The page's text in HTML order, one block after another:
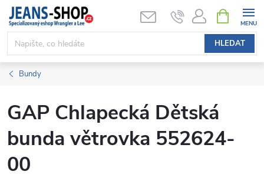
Přejít
obsah
HLEDAT
NÁKUPNÍ
KOŠÍK
Bundy
GAP Chlapecká Dětská
bunda větrovka 552624-
00